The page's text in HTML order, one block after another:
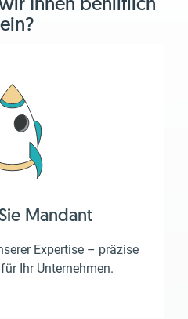
Mandant
Expertise – präzise
Ihr Unternehmen.